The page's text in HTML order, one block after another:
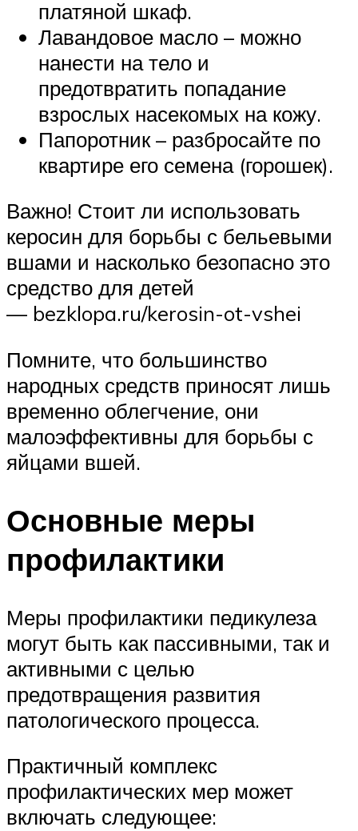
платяной шкаф.
Лавандовое масло – можно
нанести на тело и
предотвратить попадание
взрослых насекомых на кожу.
Папоротник – разбросайте по
квартире его семена (горошек).
Важно! Стоит ли использовать
керосин для борьбы с бельевыми
вшами и насколько безопасно это
средство для детей
— bezklopa.ru/kerosin-ot-vshei
Помните, что большинство
народных средств приносят лишь
временно облегчение, они
малоэффективны для борьбы с
яйцами вшей.
Основные меры
профилактики
Меры профилактики педикулеза
могут быть как пассивными, так и
активными с целью
предотвращения развития
патологического процесса.
Практичный комплекс
профилактических мер может
включать следующее: